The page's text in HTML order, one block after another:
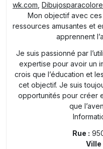
wk.com
Mon objectif avec
ressources amusantes et
apprennent
Je suis passionné par
expertise pour avoir un
crois que l’éducation et
cet objectif. Je suis
opportunités pour créer
que
Rue :
Ville